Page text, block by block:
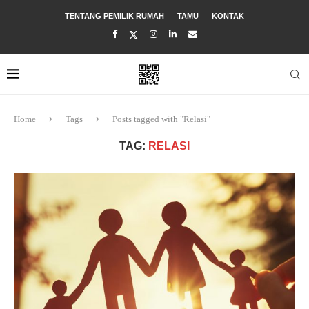
TENTANG PEMILIK RUMAH TAMU KONTAK
Home Tags Posts tagged with "Relasi"
TAG: RELASI